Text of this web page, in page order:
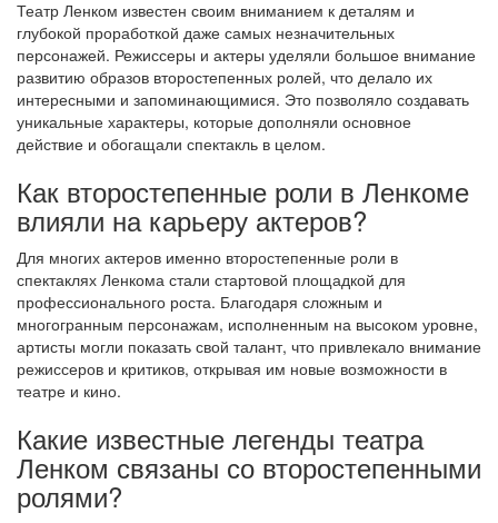
Театр Ленком известен своим вниманием к деталям и
глубокой проработкой даже самых незначительных
персонажей. Режиссеры и актеры уделяли большое внимание
развитию образов второстепенных ролей, что делало их
интересными и запоминающимися. Это позволяло создавать
уникальные характеры, которые дополняли основное
действие и обогащали спектакль в целом.
Как второстепенные роли в Ленкоме
влияли на карьеру актеров?
Для многих актеров именно второстепенные роли в
спектаклях Ленкома стали стартовой площадкой для
профессионального роста. Благодаря сложным и
многогранным персонажам, исполненным на высоком уровне,
артисты могли показать свой талант, что привлекало внимание
режиссеров и критиков, открывая им новые возможности в
театре и кино.
Какие известные легенды театра
Ленком связаны со второстепенными
ролями?